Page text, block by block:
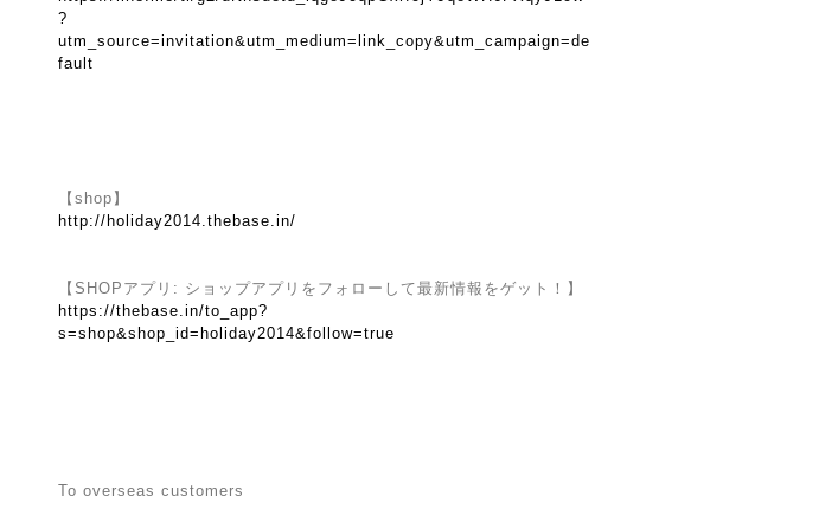
?
utm_source=invitation&utm_medium=link_copy&utm_campaign=de
fault
【shop】
http://holiday2014.thebase.in/
【SHOPアプリ: ショップアプリをフォローして最新情報をゲット！】
https://thebase.in/to_app?
s=shop&shop_id=holiday2014&follow=true
To overseas customers